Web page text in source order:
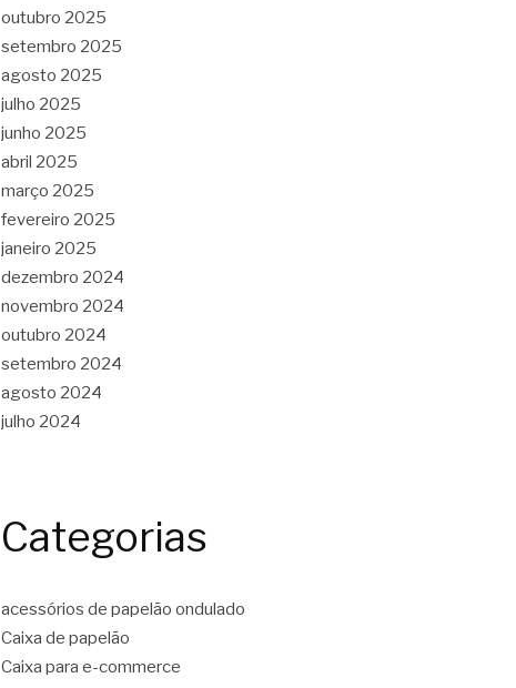
outubro 2025
setembro 2025
agosto 2025
julho 2025
junho 2025
abril 2025
março 2025
fevereiro 2025
janeiro 2025
dezembro 2024
novembro 2024
outubro 2024
setembro 2024
agosto 2024
julho 2024
Categorias
acessórios de papelão ondulado
Caixa de papelão
Caixa para e-commerce